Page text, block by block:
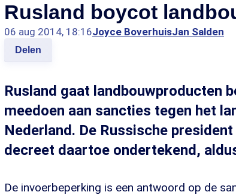
Rusland boycot
06 aug 2014, 18:16Joyce BoverhuisJan Salden
Delen
Rusland gaat landbouwproducten
meedoen aan sancties tegen het
Nederland. De Russische
decreet daartoe ondertekend,
De invoerbeperking is een antwoord op de